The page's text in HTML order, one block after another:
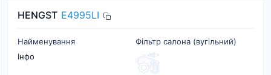
HENGST E4995LI
Найменування
Фільтр салона (вугільний)
Інфо